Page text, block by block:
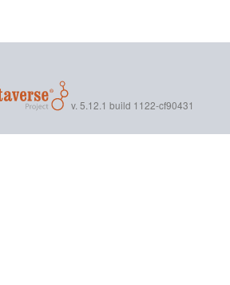
v. 5.12.1 build 1122-cf90431